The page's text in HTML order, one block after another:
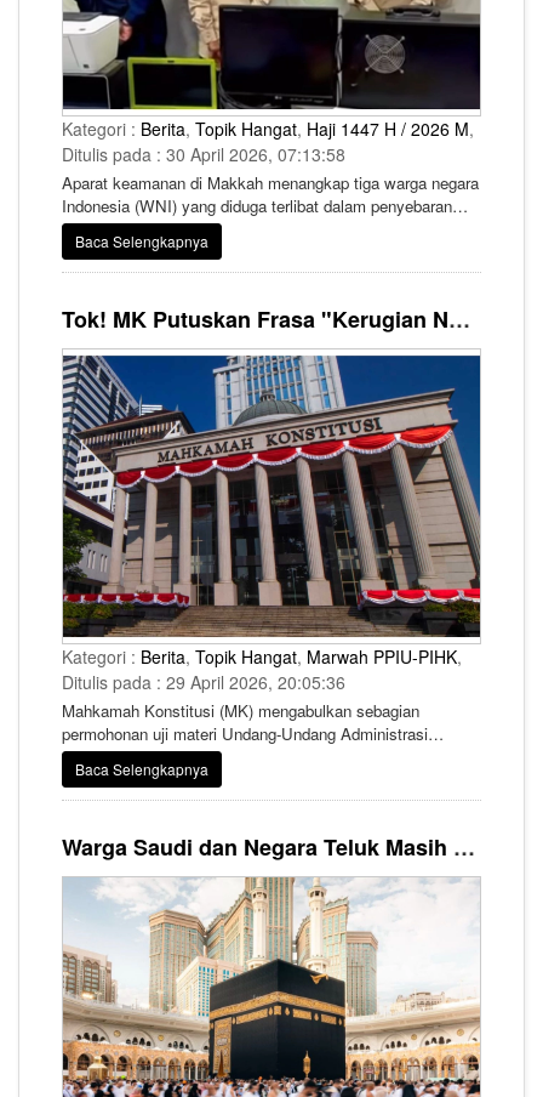
Kategori : Berita, Topik Hangat, Haji 1447 H / 2026 M,
Ditulis pada : 30 April 2026, 07:13:58
Aparat keamanan di Makkah menangkap tiga warga negara
Indonesia (WNI) yang diduga terlibat dalam penyebaran
iklan menyesatkan terkait layanan haji ilegal melalui media
sosial.
Baca Selengkapnya
Tok! MK Putuskan Frasa "Kerugian Negara" Sama dengan "Kerugian Keuangan Negara"
Kategori : Berita, Topik Hangat, Marwah PPIU-PIHK,
Ditulis pada : 29 April 2026, 20:05:36
Mahkamah Konstitusi (MK) mengabulkan sebagian
permohonan uji materi Undang-Undang Administrasi
Pemerintahan dengan menegaskan bahwa frasa “kerugian
negara” harus dimaknai sebagai “kerugian keuangan
negara” untuk menghindari ketidakpastian hukum.
Baca Selengkapnya
Warga Saudi dan Negara Teluk Masih Boleh Umrah hingga 3 Mei, Meski Tanpa Izin Haji